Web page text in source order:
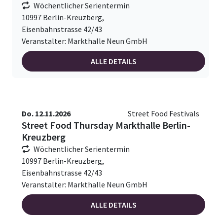
Wöchentlicher Serientermin
10997 Berlin-Kreuzberg,
Eisenbahnstrasse 42/43
Veranstalter: Markthalle Neun GmbH
ALLE DETAILS
Do. 12.11.2026 Street Food Festivals
Street Food Thursday Markthalle Berlin-
Kreuzberg
Wöchentlicher Serientermin
10997 Berlin-Kreuzberg,
Eisenbahnstrasse 42/43
Veranstalter: Markthalle Neun GmbH
ALLE DETAILS